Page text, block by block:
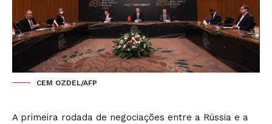
CEM OZDEL/AFP
A primeira rodada de negociações entre a Rússia e a